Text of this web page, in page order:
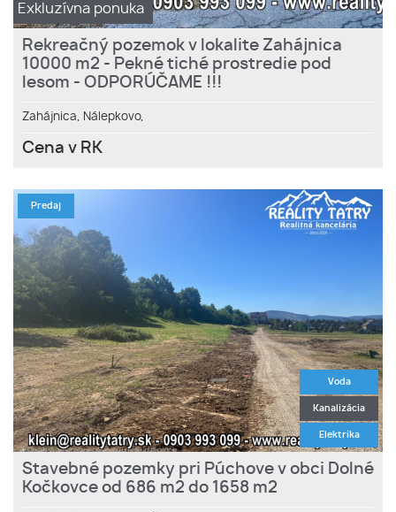
Exkluzívna ponuka
Rekreačný pozemok v lokalite Zahájnica
10000 m2 - Pekné tiché prostredie pod
lesom - ODPORÚČAME !!!
Zahájnica, Nálepkovo,
Cena v RK
Predaj
Voda
Kanalizácia
Elektrika
Stavebné pozemky pri Púchove v obci Dolné
Kočkovce od 686 m2 do 1658 m2